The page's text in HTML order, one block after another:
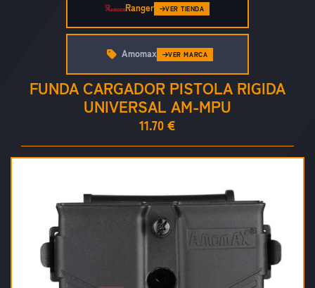
Ranger VER TIENDA
FUNDA CARGADOR PISTOLA RIGIDA
UNIVERSAL AM-MPU
11.70 €
Amomax VER MARCA